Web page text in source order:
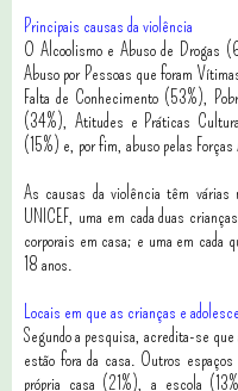
Principais causas da violência
O Alcoolismo e Abuso de Drogas
Abuso por Pessoas que foram
Falta de Conhecimento (53%),
(34%), Atitudes e Práticas
(15%) e, por fim, abuso pelas
As causas da violência têm várias
UNICEF, uma em cada duas
corporais em casa; e uma em cada
18 anos.
Locais em que as crianças e
Segundo a pesquisa, acredita-se
estão fora da casa. Outros
própria casa (21%), a escola